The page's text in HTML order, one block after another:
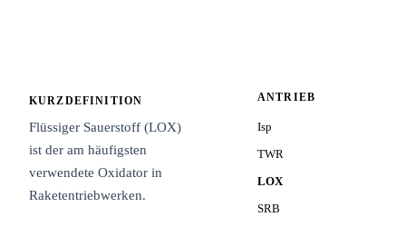
KURZDEFINITION
Flüssiger Sauerstoff (LOX)
ist der am häufigsten
verwendete Oxidator in
Raketentriebwerken.
ANTRIEB
Isp
TWR
LOX
SRB